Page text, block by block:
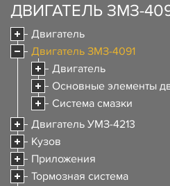
ДВИГАТЕЛЬ ЗМЗ-
Двигатель
Двигатель ЗМЗ-4091
Двигатель
Основные элементы
Система смазки
Двигатель УМЗ-4213
Кузов
Приложения
Тормозная система